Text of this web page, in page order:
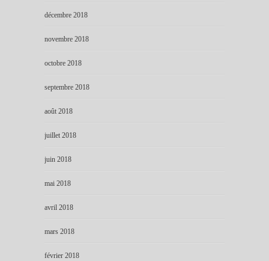
décembre 2018
novembre 2018
octobre 2018
septembre 2018
août 2018
juillet 2018
juin 2018
mai 2018
avril 2018
mars 2018
février 2018